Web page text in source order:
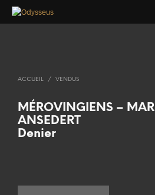
ACCUEIL / VENDUS
MÉROVINGIENS –
ANSEDERT
Denier